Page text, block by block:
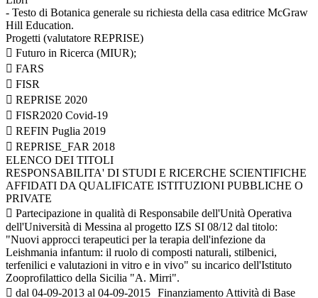
- Testo di Botanica generale su richiesta della casa editrice McGraw
Hill Education.
Progetti (valutatore REPRISE)
 Futuro in Ricerca (MIUR);
 FARS
 FISR
 REPRISE 2020
 FISR2020 Covid-19
 REFIN Puglia 2019
 REPRISE_FAR 2018
ELENCO DEI TITOLI
RESPONSABILITA' DI STUDI E RICERCHE SCIENTIFICHE
AFFIDATI DA QUALIFICATE ISTITUZIONI PUBBLICHE O
PRIVATE
 Partecipazione in qualità di Responsabile dell'Unità Operativa
dell'Università di Messina al progetto IZS SI 08/12 dal titolo:
"Nuovi approcci terapeutici per la terapia dell'infezione da
Leishmania infantum: il ruolo di composti naturali, stilbenici,
terfenilici e valutazioni in vitro e in vivo" su incarico dell'Istituto
Zooprofilattico della Sicilia "A. Mirri".
 dal 04-09-2013 al 04-09-2015 Finanziamento Attività di Base